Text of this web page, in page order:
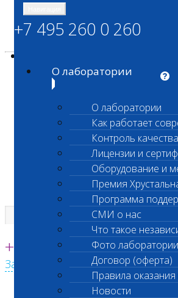
ШАНС БИО
Независимая
Единая круглосуточная справочная
+7 495 260 0 260
Заказать звонок с сайта
+7 495 260 0 260
О лаборатории
О лаборатории
Как работает
Контроль качества
Лицензии и
Оборудование и
Премия
Программа
СМИ о нас
Что такое
Фото лаборатории
Договор (оферта)
Правила
Новости
Главная страница